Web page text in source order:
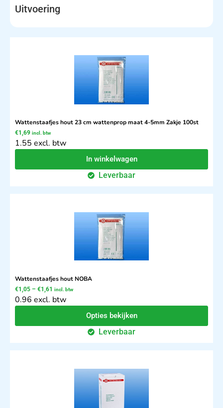
Uitvoering
Wattenstaafjes hout 23 cm wattenprop maat 4-5mm Zakje 100st
€1,69 incl. btw
1.55 excl. btw
In winkelwagen
Leverbaar
Wattenstaafjes hout NOBA
€1,05 – €1,61 incl. btw
0.96 excl. btw
Opties bekijken
Leverbaar